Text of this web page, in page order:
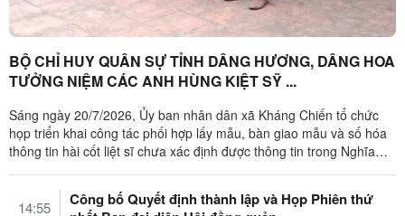
BỘ CHỈ HUY QUÂN SỰ TỈNH DÂNG HƯƠNG, DÂNG HOA
TƯỞNG NIỆM CÁC ANH HÙNG KIỆT SỸ ...
Sáng ngày 20/7/2026, Ủy ban nhân dân xã Kháng Chiến tổ chức
họp triển khai công tác phối hợp lấy mẫu, bàn giao mẫu và số hóa
thông tin hài cốt liệt sĩ chưa xác định được thông tin trong Nghĩa
14:55
Công bố Quyết định thành lập và Họp Phiên thứ